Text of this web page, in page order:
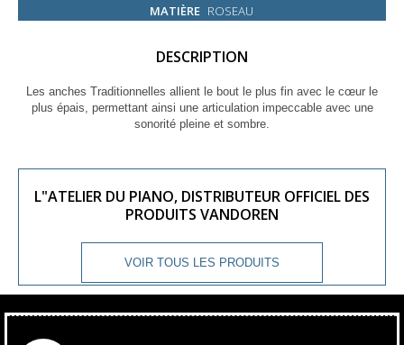
MATIÈRE ROSEAU
DESCRIPTION
Les anches Traditionnelles allient le bout le plus fin avec le cœur le
plus épais, permettant ainsi une articulation impeccable avec une
sonorité pleine et sombre.
L"ATELIER DU PIANO, DISTRIBUTEUR OFFICIEL DES
PRODUITS VANDOREN
VOIR TOUS LES PRODUITS